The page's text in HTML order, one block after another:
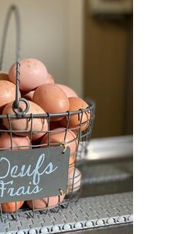
Rejoignez-